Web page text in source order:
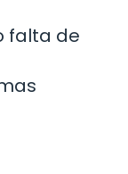
falta de